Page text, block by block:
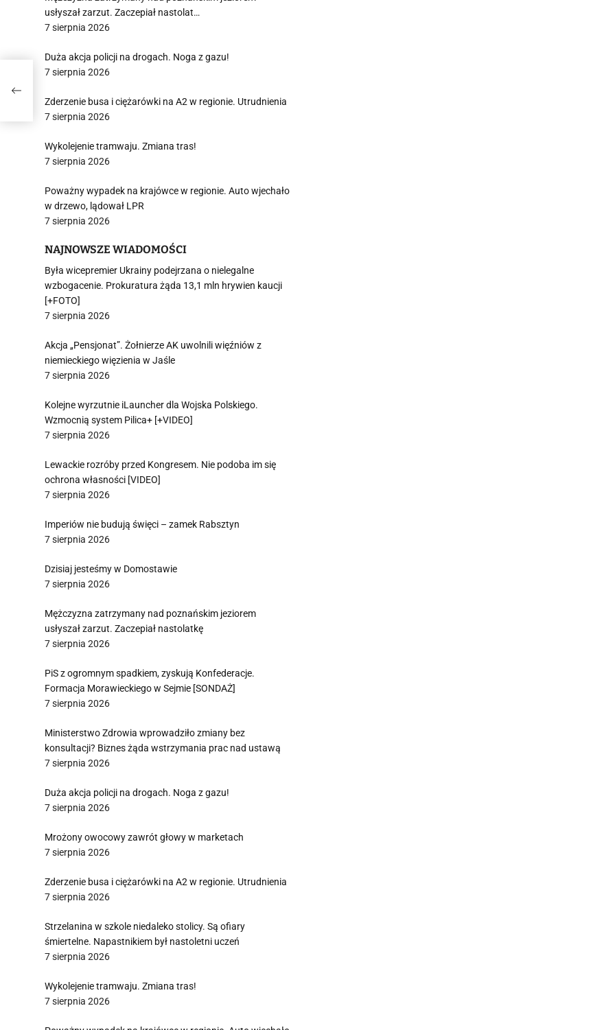
usłyszał zarzut. Zaczepiał nastolat…
7 sierpnia 2026
Duża akcja policji na drogach. Noga z gazu!
7 sierpnia 2026
Zderzenie busa i ciężarówki na A2 w regionie. Utrudnienia
7 sierpnia 2026
Wykolejenie tramwaju. Zmiana tras!
7 sierpnia 2026
Poważny wypadek na krajówce w regionie. Auto wjechało
w drzewo, lądował LPR
7 sierpnia 2026
NAJNOWSZE WIADOMOŚCI
Była wicepremier Ukrainy podejrzana o nielegalne
wzbogacenie. Prokuratura żąda 13,1 mln hrywien kaucji
[+FOTO]
7 sierpnia 2026
Akcja „Pensjonat”. Żołnierze AK uwolnili więźniów z
niemieckiego więzienia w Jaśle
7 sierpnia 2026
Kolejne wyrzutnie iLauncher dla Wojska Polskiego.
Wzmocnią system Pilica+ [+VIDEO]
7 sierpnia 2026
Lewackie rozróby przed Kongresem. Nie podoba im się
ochrona własności [VIDEO]
7 sierpnia 2026
Imperiów nie budują święci – zamek Rabsztyn
7 sierpnia 2026
Dzisiaj jesteśmy w Domostawie
7 sierpnia 2026
Mężczyzna zatrzymany nad poznańskim jeziorem
usłyszał zarzut. Zaczepiał nastolatkę
7 sierpnia 2026
PiS z ogromnym spadkiem, zyskują Konfederacje.
Formacja Morawieckiego w Sejmie [SONDAŻ]
7 sierpnia 2026
Ministerstwo Zdrowia wprowadziło zmiany bez
konsultacji? Biznes żąda wstrzymania prac nad ustawą
7 sierpnia 2026
Duża akcja policji na drogach. Noga z gazu!
7 sierpnia 2026
Mrożony owocowy zawrót głowy w marketach
7 sierpnia 2026
Zderzenie busa i ciężarówki na A2 w regionie. Utrudnienia
7 sierpnia 2026
Strzelanina w szkole niedaleko stolicy. Są ofiary
śmiertelne. Napastnikiem był nastoletni uczeń
7 sierpnia 2026
Wykolejenie tramwaju. Zmiana tras!
7 sierpnia 2026